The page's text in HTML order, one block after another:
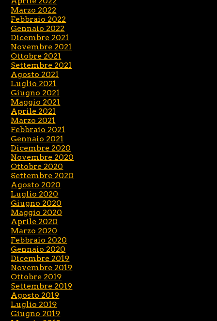
Marzo 2022
Febbraio 2022
Gennaio 2022
Dicembre 2021
Novembre 2021
Ottobre 2021
Settembre 2021
Agosto 2021
Luglio 2021
Giugno 2021
Maggio 2021
Aprile 2021
Marzo 2021
Febbraio 2021
Gennaio 2021
Dicembre 2020
Novembre 2020
Ottobre 2020
Settembre 2020
Agosto 2020
Luglio 2020
Giugno 2020
Maggio 2020
Aprile 2020
Marzo 2020
Febbraio 2020
Gennaio 2020
Dicembre 2019
Novembre 2019
Ottobre 2019
Settembre 2019
Agosto 2019
Luglio 2019
Giugno 2019